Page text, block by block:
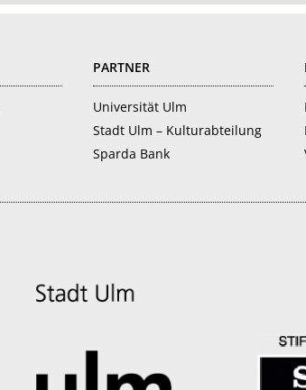
PARTNER
Universität Ulm
Stadt Ulm – Kulturabteilung
Sparda Bank